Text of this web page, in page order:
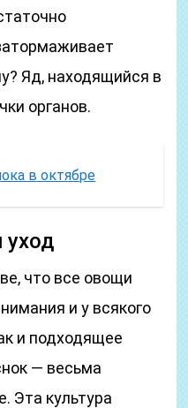
Яд, находящийся в
органов.
в октябре
что все овощи
и у всякого
и подходящее
— весьма
Эта культура